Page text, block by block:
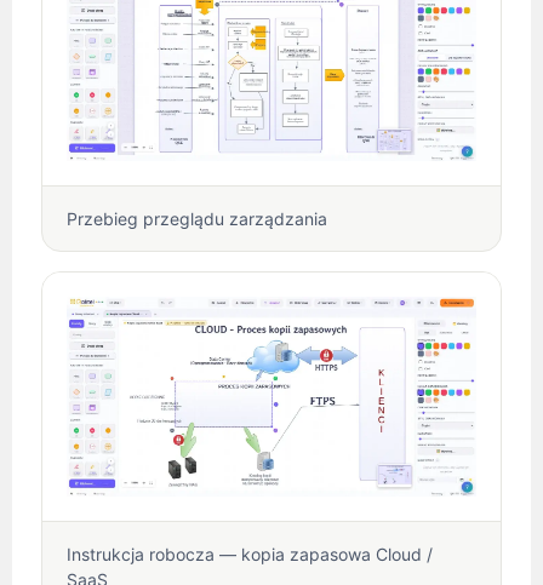
Przebieg przeglądu zarządzania
Instrukcja robocza — kopia zapasowa Cloud /
SaaS